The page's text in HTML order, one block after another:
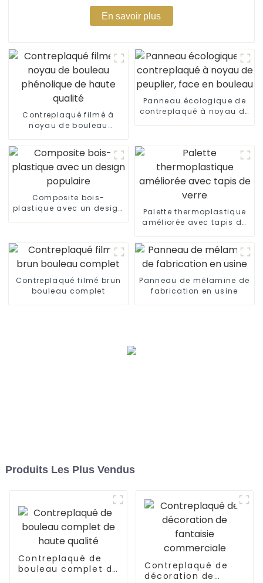
En savoir plus
Contreplaqué filmé à
noyau de bouleau
Panneau écologique de
contreplaqué à noyau de
Composite bois-
plastique avec un design
Palette thermoplastique
améliorée avec tapis de
Contreplaqué filmé brun
bouleau complet
Panneau de mélamine de
fabrication en usine
Produits Les Plus Vendus
Contreplaqué de
bouleau complet de
Contreplaqué de
décoration de